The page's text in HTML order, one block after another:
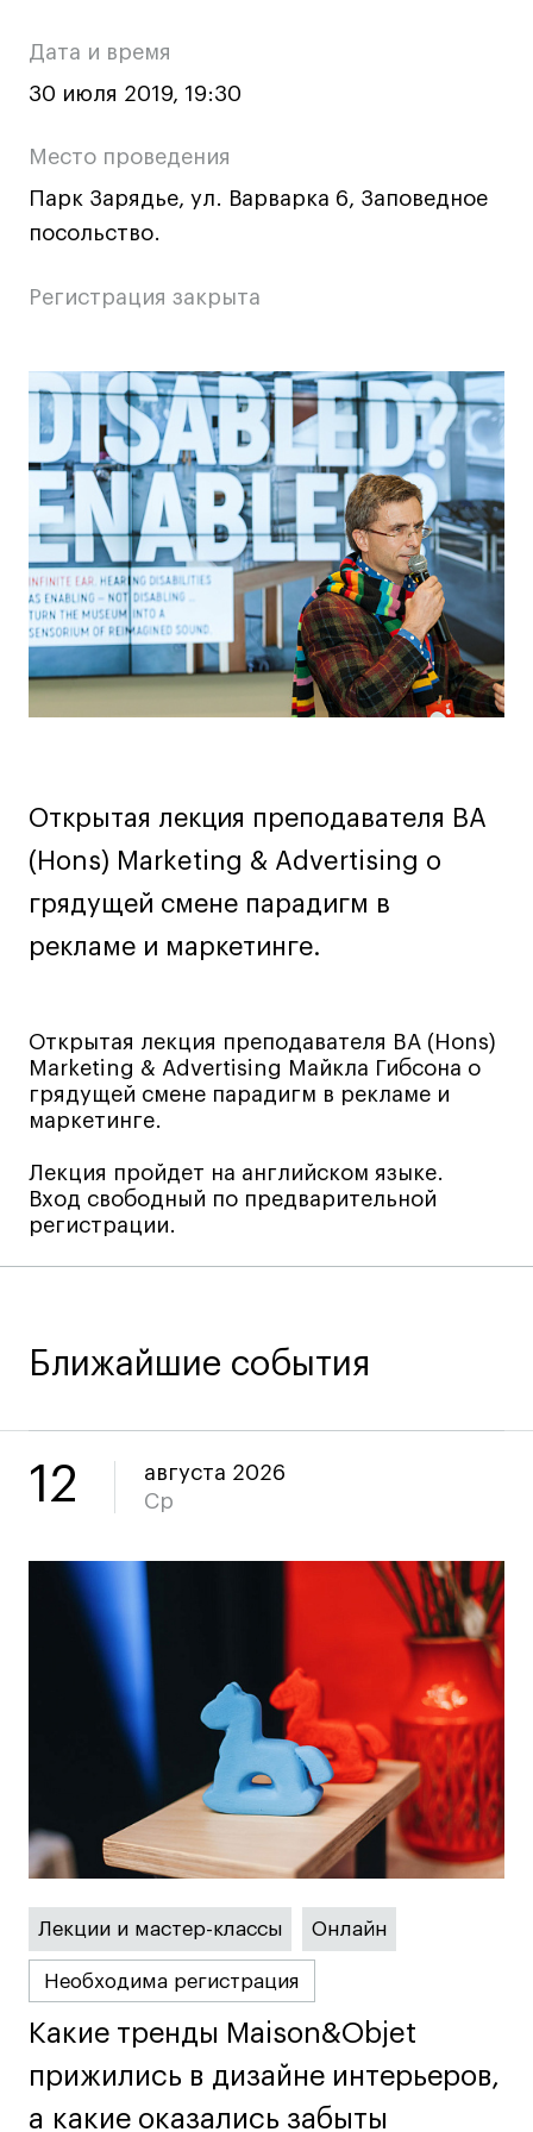
Сценография
Фотография и видео
Дизайн и декорирование интерьера
Бизнес и маркетинг
Подготовительные курсы и творческое
Среднесрочные
Ландшафтный дизайн
Все программы
Онлайн-программы
Дизайн интерьера
Дизайн одежды
Стайлинг
Современная живопись
UX/UI-дизайн
Маркетинг
Интенсивы
Маркетинг
Контент
Лайфстайл
Навыки предпринимателя и управленца
Онлайн
Маркетинг и генерация лидов
Искусство
Фотография
Графический дизайнер
Цифровой маркетолог
Коммерческий фотограф
Все программы
Для школьников
Интенсивы
Среднесрочные
Долгосрочные
Все программы
О школе
Новости
События
Преподаватели
о
мероприятии
Дата и время
30 июля 2019, 19:30
Место проведения
Парк Зарядье, ул. Варварка 6, Заповедное
посольство.
Регистрация закрыта
Основная
информация
о
мероприятии
Открытая лекция преподавателя BA
(Hons) Marketing & Advertising о
грядущей смене парадигм в
рекламе и маркетинге.
Открытая лекция преподавателя BA (Hons)
Marketing & Advertising Майкла Гибсона о
грядущей смене парадигм в рекламе и
маркетинге.
Лекция пройдет на английском языке.
Вход свободный по предварительной
регистрации.
Ближайшие события
12
августа 2026
Ср
Лекции и мастер-классы Онлайн
Необходима регистрация
Какие тренды Maison&Objet
прижились в дизайне интерьеров,
а какие оказались забыты
Какие тренды Maison&Objet
прижились в дизайне интерьеров,
а какие оказались забыты